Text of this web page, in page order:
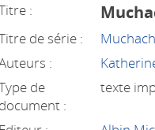
:
de série :
:
de
document :
texte